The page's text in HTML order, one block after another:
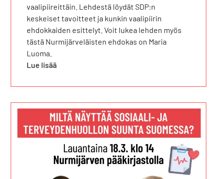
vaalipiireittäin. Lehdestä löydät SDP:n
keskeiset tavoitteet ja kunkin vaalipiirin
ehdokkaiden esittelyt. Voit lukea lehden myös
tästä Nurmijärveläisten ehdokas on Maria
Luoma.
Lue lisää